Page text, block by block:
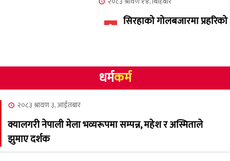
३
सिरहाको गोलबजारमा प्रहरिको
४
NCSC को अध्यक्षमा घनेन्द्र
न्यौपाने बिजयी
नेप्लिज सोसाइटि अफ
धर्मकर्म
२०८३ श्रावण ३, आईतबार
क्यालगरी नेपाली मेला भव्यरूपमा सम्पन्न, महेश र अस्मिताले
झुमाए दर्शक